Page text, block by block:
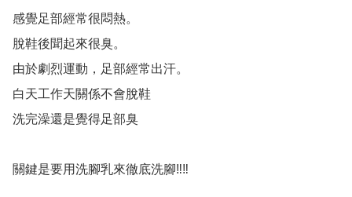
感覺足部經常很悶熱。
脫鞋後聞起來很臭。
由於劇烈運動，足部經常出汗。
白天工作天關係不會脫鞋
洗完澡還是覺得足部臭
關鍵是要用洗腳乳來徹底洗腳‼️‼️